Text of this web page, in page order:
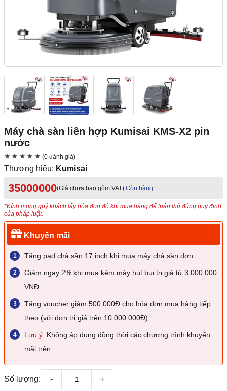
Máy chà sàn liên hợp Kumisai KMS-X2 pin
nước
(0 đánh giá)
Thương hiệu: Kumisai
35000000(Giá chưa bao gồm VAT) Còn hàng
*Kính mong quý khách lấy hóa đơn đỏ khi mua hàng để tuân thủ đúng quy định
của pháp luật.
Khuyến mãi
Tặng pad chà sàn 17 inch khi mua máy chà sàn đơn
Giảm ngay 2% khi mua kèm máy hút bụi trị giá từ 3.000.000
VNĐ
Tặng voucher giảm 500.000Đ cho hóa đơn mua hàng tiếp
theo (với đơn trị giá trên 10.000.000Đ)
Lưu ý: Không áp dụng đồng thời các chương trình khuyến
mãi trên
Số lượng: - +